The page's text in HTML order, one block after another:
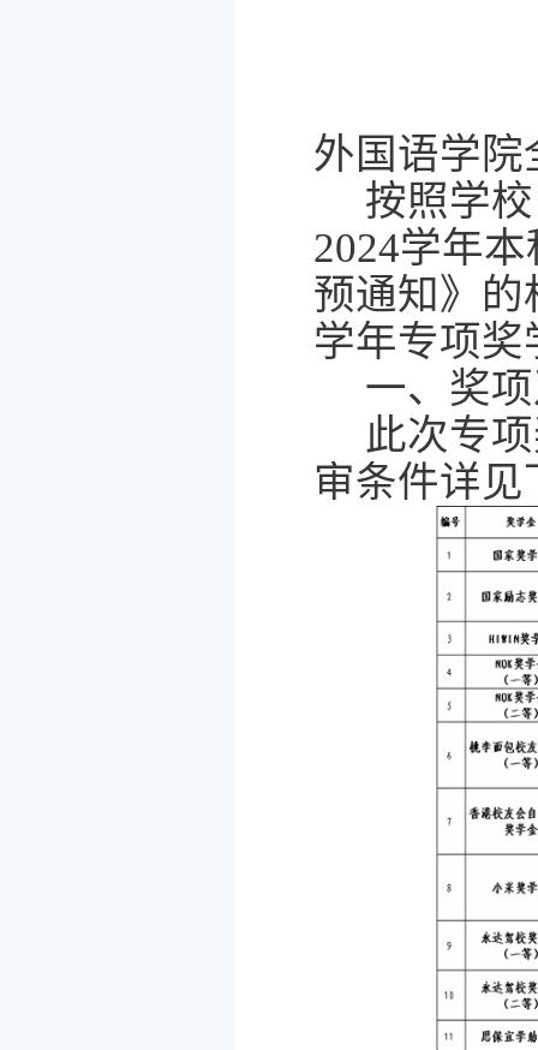
外国语学院
按照学
2024学年
预通知》的
学年专项
一、奖
此次专
审条件详见